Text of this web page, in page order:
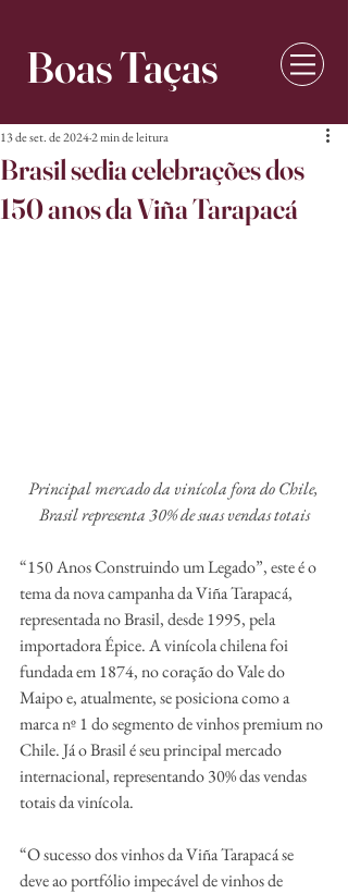
Boas Taças
Brasil sedia celebrações dos
150 anos da Viña Tarapacá
13 de set. de 20242 min de leitura
Principal mercado da vinícola fora do Chile,
Brasil representa 30% de suas vendas totais
“150 Anos Construindo um Legado”, este é o
tema da nova campanha da Viña Tarapacá,
representada no Brasil, desde 1995, pela
importadora Épice. A vinícola chilena foi
fundada em 1874, no coração do Vale do
Maipo e, atualmente, se posiciona como a
marca nº 1 do segmento de vinhos premium no
Chile. Já o Brasil é seu principal mercado
internacional, representando 30% das vendas
totais da vinícola.
“O sucesso dos vinhos da Viña Tarapacá se
deve ao portfólio impecável de vinhos de